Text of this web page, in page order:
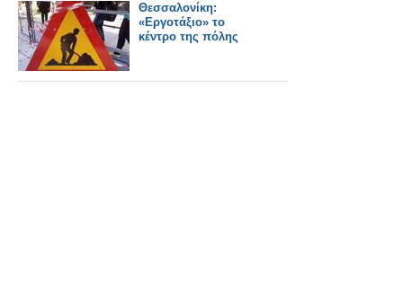
Θεσσαλονίκη:
«Εργοτάξιο» το
κέντρο της πόλης